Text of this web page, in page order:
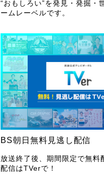
“おもしろい”を発見・発掘・
ームレーベルです。
BS朝日無料見逃し配信
放送終了後、期間限定で無料
配信はTVerで！